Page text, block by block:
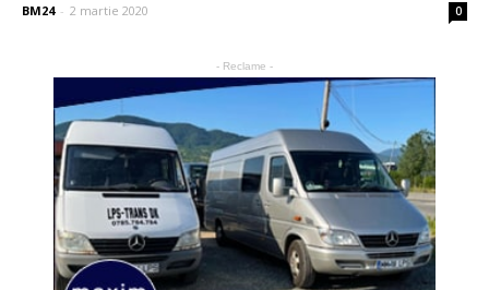
BM24 - 2 martie 2020 0
- Reclame -